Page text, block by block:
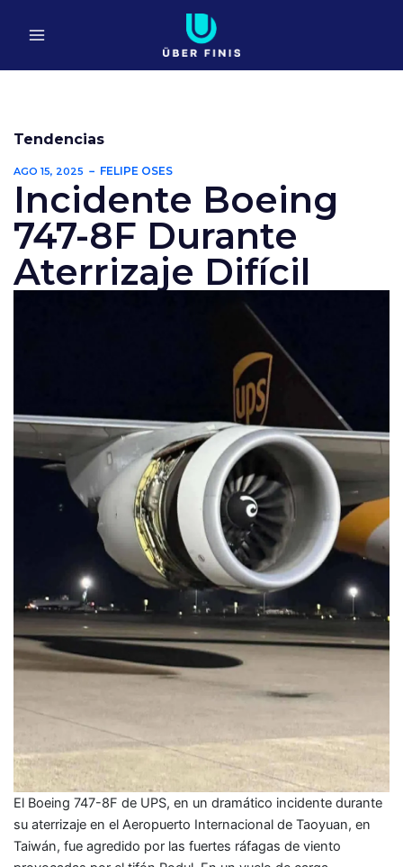
Tendencias
AGO 15, 2025 FELIPE OSES
Incidente Boeing
747-8F Durante
Aterrizaje Difícil
El Boeing 747-8F de UPS, en un dramático incidente durante
su aterrizaje en el Aeropuerto Internacional de Taoyuan, en
Taiwán, fue agredido por las fuertes ráfagas de viento